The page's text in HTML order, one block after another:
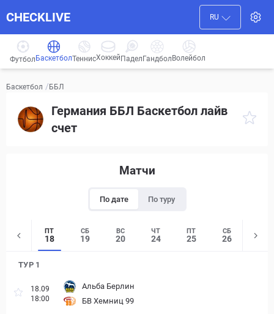
CHECKLIVE RU
Футбол БаскетболТеннисХоккей ПаделГандбол Волейбол
Баскетбол /ББЛ
Германия ББЛ Баскетбол лайв
счет
Матчи
По дате По туру
ПТ
18
СБ
19
ВС
20
ЧТ
24
ПТ
25
СБ
26
ТУР 1
18.09
18:00
Альба Берлин
БВ Хемниц 99